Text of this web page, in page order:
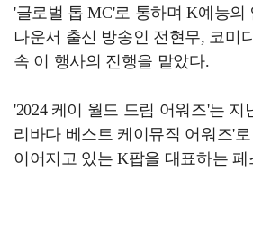
'글로벌 톱 MC'로 통하며 K예능의
나운서 출신 방송인 전현무, 코미
속 이 행사의 진행을 맡았다.
'2024 케이 월드 드림 어워즈'는 지
리바다 베스트 케이뮤직 어워즈'
이어지고 있는 K팝을 대표하는 페